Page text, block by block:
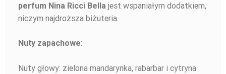
perfum Nina Ricci Bella jest wspaniałym dodatkiem,
niczym najdroższa biżuteria.
Nuty zapachowe:
Nuty głowy: zielona mandarynka, rabarbar i cytryna